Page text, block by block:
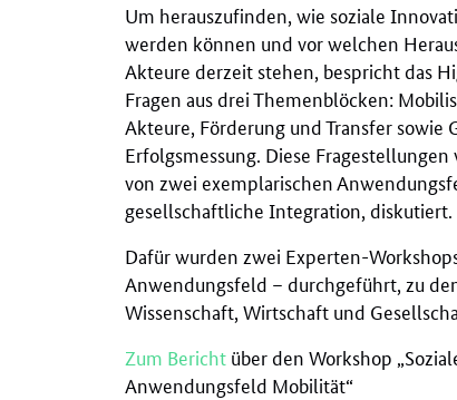
Um herauszufinden, wie soziale
werden können und vor welchen
Akteure derzeit stehen, bespricht das
Fragen aus drei Themenblöcken:
Akteure, Förderung und Transfer sowie
Erfolgsmessung. Diese
von zwei exemplarischen
gesellschaftliche Integration, diskutiert.
Dafür wurden zwei Experten-
Anwendungsfeld – durchgeführt, zu
Wissenschaft, Wirtschaft und
Zum Berichtüber den Workshop
Anwendungsfeld Mobilität“